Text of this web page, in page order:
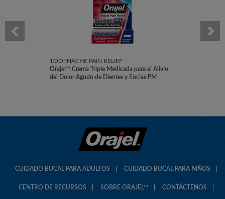
TOOTHACHE PAIN RELIEF
Orajel™ Crema Triple Medicada para el Alivio
del Dolor Agudo de Dientes y Encías PM
CUIDADO BUCAL PARA ADULTOS CUIDADO BUCAL PARA NIÑOS
CENTRO DE RECURSOS SOBRE ORAJEL™ CONTÁCTENOS